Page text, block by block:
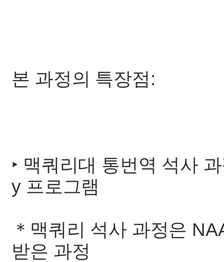
본 과정의 특장점:
‣ 맥쿼리대 통번역 석사
y 프로그램
＊맥쿼리 석사 과정은
받은 과정